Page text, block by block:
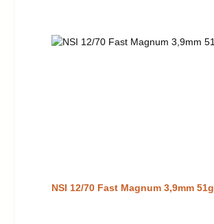
NSI 12/70 Fast Magnum 3,9mm 51g